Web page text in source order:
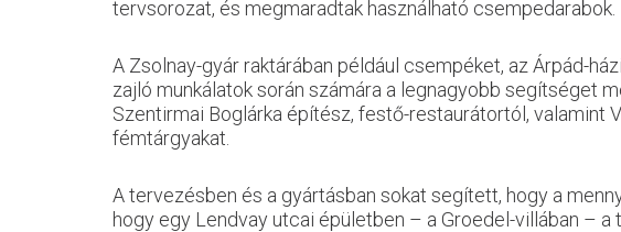
tervsorozat, és megmaradtak használható csempedarabok.
A Zsolnay-gyár raktárában például csempéket, az Árpád-
zajló munkálatok során számára a legnagyobb segítséget
Szentirmai Boglárka építész, festő-restaurátortól,
fémtárgyakat.
A tervezésben és a gyártásban sokat segített, hogy a
hogy egy Lendvay utcai épületben – a Groedel-villában –